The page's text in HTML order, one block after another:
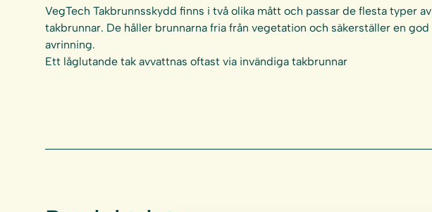
VegTech Takbrunnsskydd finns i två olika mått och passar de flesta typer av
takbrunnar. De håller brunnarna fria från vegetation och säkerställer en god
avrinning.
Ett låglutande tak avvattnas oftast via invändiga takbrunnar